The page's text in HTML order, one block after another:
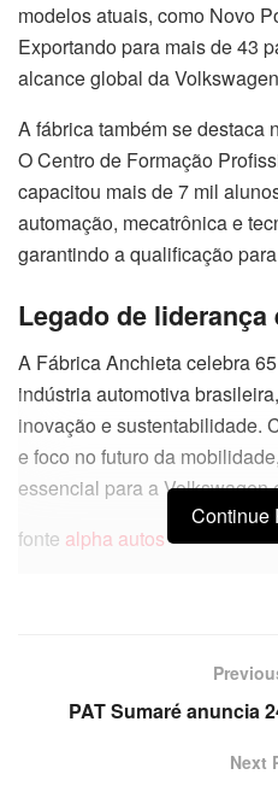
modelos atuais, como Novo
Exportando para mais de 43
alcance global da
A fábrica também se destaca
O Centro de Formação
capacitou mais de 7 mil
automação, mecatrônica e
garantindo a qualificação
Legado de liderança
A Fábrica Anchieta celebra
indústria automotiva
inovação e sustentabilidade.
e foco no futuro da
essencial para a Volkswagen
fonte alpha autos
Continue
PAT Sumaré anuncia
Next